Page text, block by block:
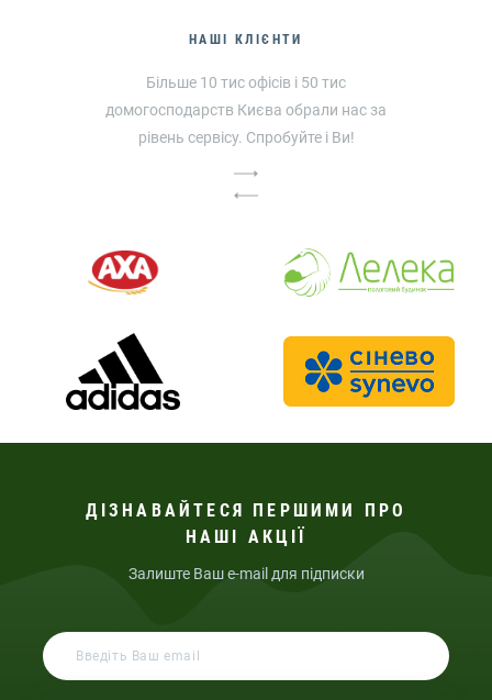
НАШІ КЛІЄНТИ
Більше 10 тис офісів і 50 тис
домогосподарств Києва обрали нас за
рівень сервісу. Спробуйте і Ви!
ДІЗНАВАЙТЕСЯ ПЕРШИМИ ПРО
НАШІ АКЦІЇ
Залиште Ваш e-mail для підписки